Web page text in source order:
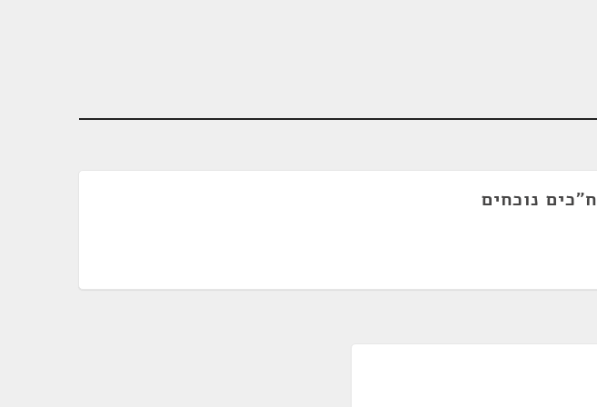
ח"כים נוכחים